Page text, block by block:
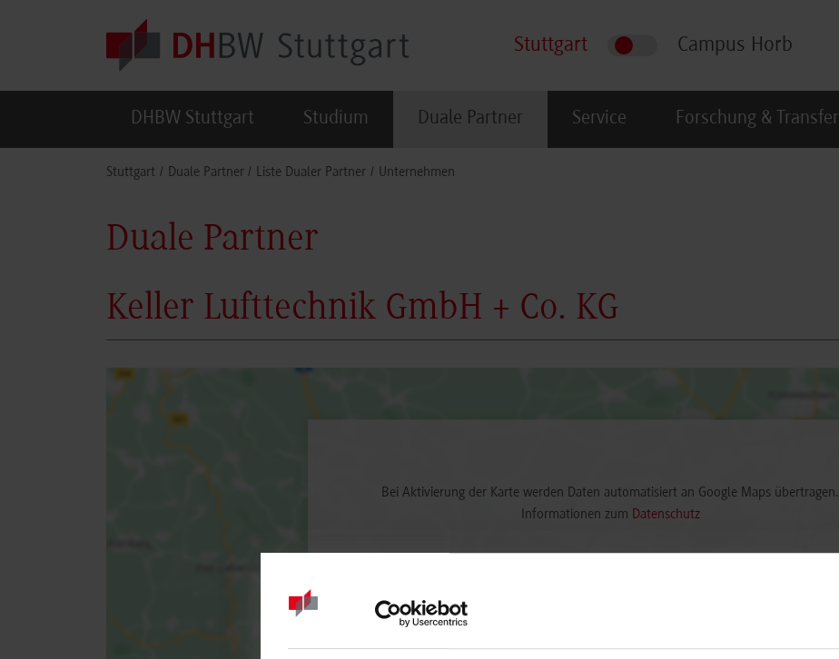
Stuttgart Campus Horb
DHBW Stuttgart Studium Duale Partner Service Forschung & Transfer
Stuttgart Duale Partner Liste Dualer Partner Unternehmen
Duale Partner
Keller Lufttechnik GmbH + Co. KG
Bei Aktivierung der Karte werden Daten automatisiert an Google Maps übertragen.
Informationen zum Datenschutz